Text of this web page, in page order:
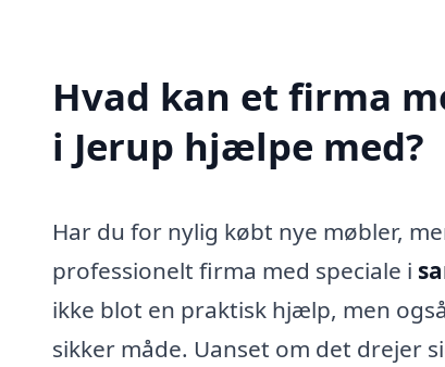
Hvad kan et firma
i Jerup hjælpe med?
Har du for nylig købt nye møbler,
professionelt firma med speciale i
ikke blot en praktisk hjælp, men
sikker måde. Uanset om det drejer